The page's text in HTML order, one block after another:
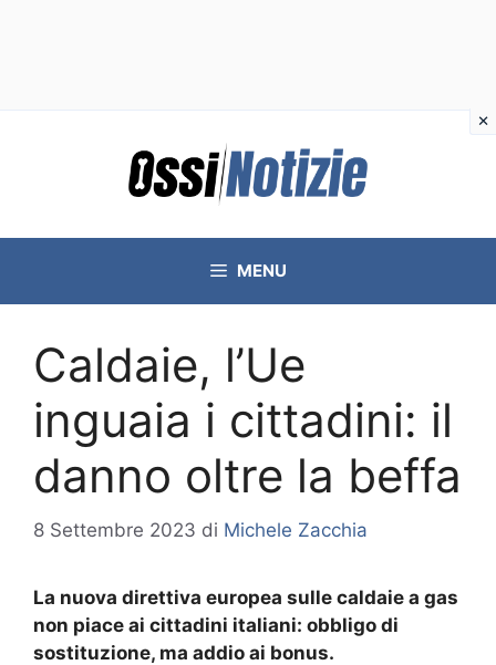
MENU
Caldaie, l’Ue
inguaia i cittadini: il
danno oltre la beffa
8 Settembre 2023 di Michele Zacchia
La nuova direttiva europea sulle caldaie a gas
non piace ai cittadini italiani: obbligo di
sostituzione, ma addio ai bonus.